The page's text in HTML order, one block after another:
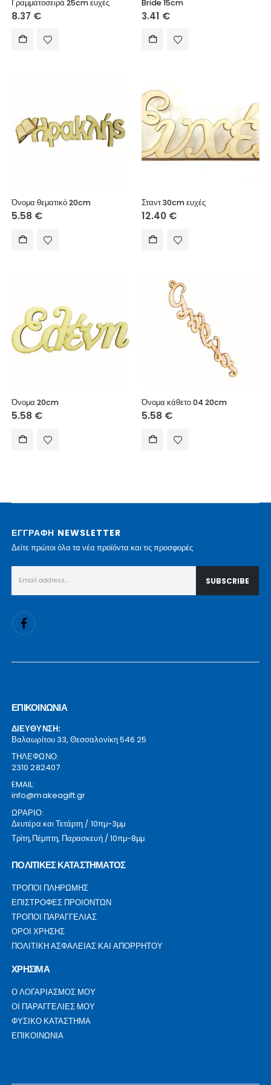
προϊόντος
Γραμματοσειρά 25cm ευχές
8.37 €
Bride 15cm
3.41 €
Όνομα θεματικό 20cm
5.58 €
Σταντ 30cm ευχές
12.40 €
Όνομα 20cm
5.58 €
Όνομα κάθετο 04 20cm
5.58 €
ΕΓΓΡΑΦΗ NEWSLETTER
Δείτε πρώτοι όλα τα νέα προϊόντα και τις προσφορές
ΕΠΙΚΟΙΝΩΝΙΑ
ΔΙΕΥΘΥΝΣΗ:
Βαλαωρίτου 33, Θεσσαλονίκη 546 25
ΤΗΛΕΦΩΝΟ:
2310 282407
EMAIL:
info@makeagift.gr
ΩΡΑΡΙΟ:
Δευτέρα και Τετάρτη / 10πμ-3μμ
Τρίτη,Πέμπτη, Παρασκευή / 10πμ-8μμ
ΠΟΛΙΤΙΚΕΣ ΚΑΤΑΣΤΗΜΑΤΟΣ
ΤΡΟΠΟΙ ΠΛΗΡΩΜΗΣ
ΕΠΙΣΤΡΟΦΕΣ ΠΡΟΙΟΝΤΩΝ
ΤΡΟΠΟΙ ΠΑΡΑΓΓΕΛΙΑΣ
ΟΡΟΙ ΧΡΗΣΗΣ
ΠΟΛΙΤΙΚΗ ΑΣΦΑΛΕΙΑΣ ΚΑΙ ΑΠΟΡΡΗΤΟΥ
ΧΡΗΣΙΜΑ
Ο ΛΟΓΑΡΙΑΣΜΟΣ ΜΟΥ
ΟΙ ΠΑΡΑΓΓΕΛΙΕΣ ΜΟΥ
ΦΥΣΙΚΟ ΚΑΤΑΣΤΗΜΑ
ΕΠΙΚΟΙΝΩΝΙΑ